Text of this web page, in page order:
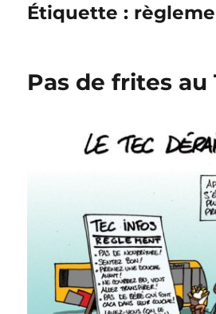
Étiquette :
Pas de frites au